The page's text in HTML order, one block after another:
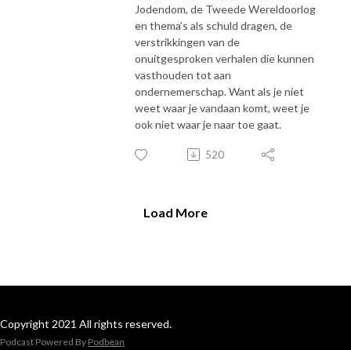
Jodendom, de Tweede Wereldoorlog
en thema’s als schuld dragen, de
verstrikkingen van de
onuitgesproken verhalen die kunnen
vasthouden tot aan
ondernemerschap. Want als je niet
weet waar je vandaan komt, weet je
ook niet waar je naar toe gaat.
520
Load More
Copyright 2021 All rights reserved.
Podcast Powered By Podbean